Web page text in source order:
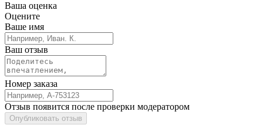
Ваша оценка
Оцените
Ваше имя
Ваш отзыв
Номер заказа
Отзыв появится после проверки модератором
Опубликовать отзыв